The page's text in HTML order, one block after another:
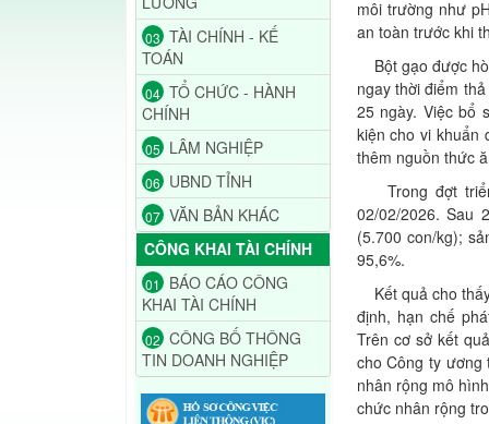
03 TÀI CHÍNH - KẾ
TOÁN
04 TỔ CHỨC - HÀNH
CHÍNH
05 LÂM NGHIỆP
06 UBND TỈNH
07 VĂN BẢN KHÁC
CÔNG KHAI TÀI CHÍNH
01
BÁO CÁO CÔNG
KHAI TÀI CHÍNH
02 CÔNG BỐ THÔNG
TIN DOANH NGHIỆP
môi trường như
an toàn trước khi
Bột gạo được
ngay thời điểm
25 ngày. Việc bổ
kiện cho vi khuẩn
thêm nguồn thức
Trong đợt triển
02/02/2026. Sau
(5.700 con/kg);
95,6%.
Kết quả cho
định, hạn chế
Trên cơ sở kết
cho Công ty
nhân rộng mô
chức nhân rộng